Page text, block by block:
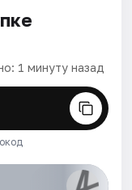
1 минуту назад